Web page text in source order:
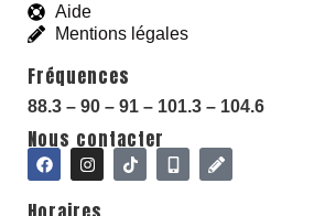
With love and
Aide
Mentions légales
Fréquences
88.3 – 90 – 91 – 101.3 – 104.6
Nous contacter